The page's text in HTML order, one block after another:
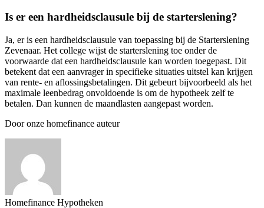
Is er een hardheidsclausule bij de starterslening?
Ja, er is een hardheidsclausule van toepassing bij de Starterslening
Zevenaar. Het college wijst de starterslening toe onder de
voorwaarde dat een hardheidsclausule kan worden toegepast. Dit
betekent dat een aanvrager in specifieke situaties uitstel kan krijgen
van rente- en aflossingsbetalingen. Dit gebeurt bijvoorbeeld als het
maximale leenbedrag onvoldoende is om de hypotheek zelf te
betalen. Dan kunnen de maandlasten aangepast worden.
Door onze homefinance auteur
Homefinance Hypotheken